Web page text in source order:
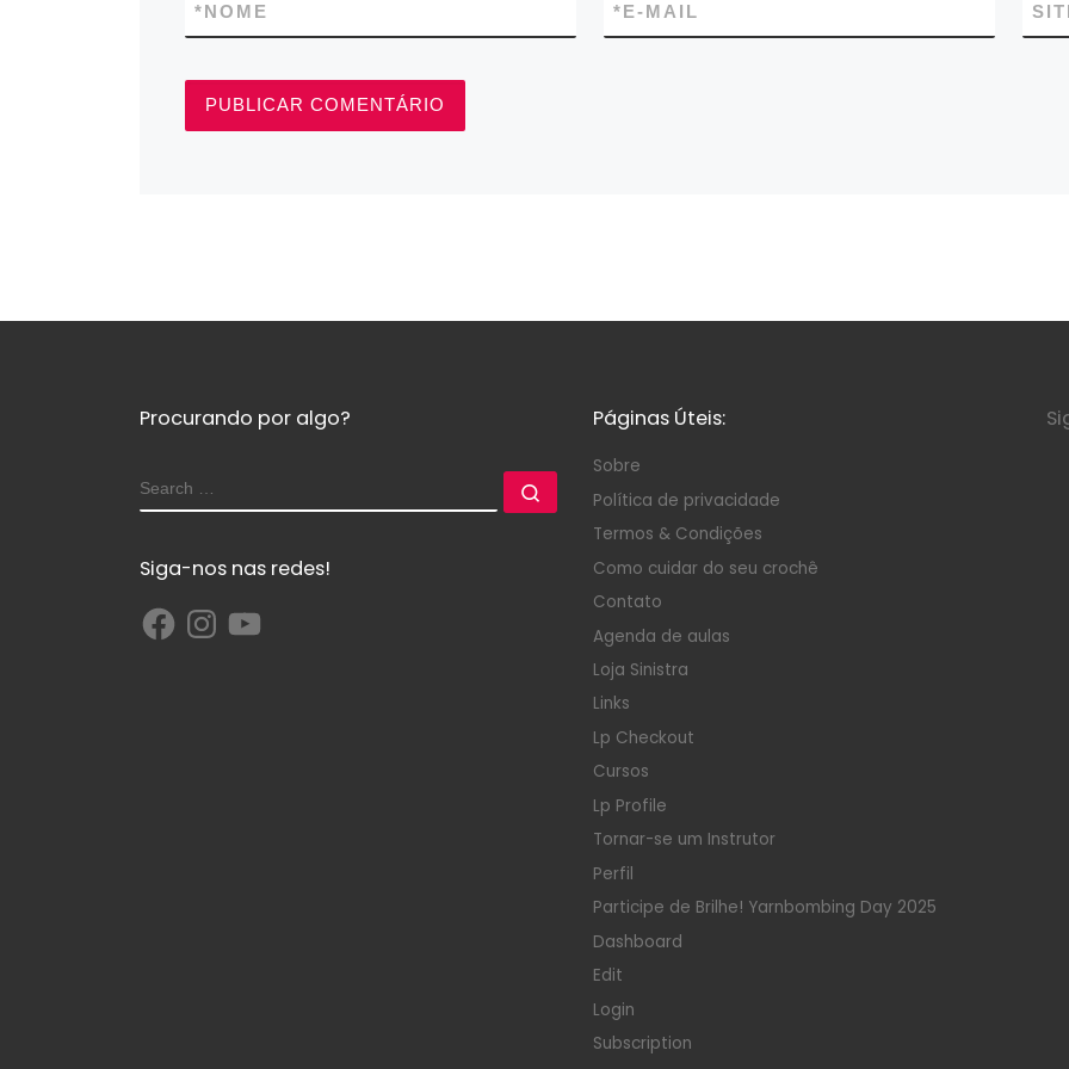
NOME
* E-MAIL
*
Procurando por algo?
Siga-nos nas redes!
Páginas Úteis:
Sobre
Política de privacidade
Termos & Condições
Como cuidar do seu crochê
Contato
Agenda de aulas
Loja Sinistra
Links
Lp Checkout
Cursos
Lp Profile
Tornar-se um Instrutor
Perfil
Participe de Brilhe! Yarnbombing Day 2025
Dashboard
Edit
Login
Subscription